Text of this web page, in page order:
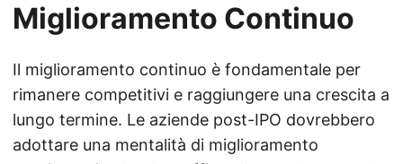
Miglioramento Continuo
Il miglioramento continuo è fondamentale per
rimanere competitivi e raggiungere una crescita a
lungo termine. Le aziende post-IPO dovrebbero
adottare una mentalità di miglioramento